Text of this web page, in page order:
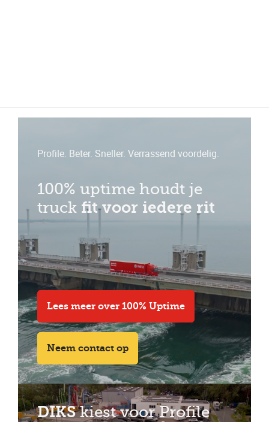
100% uptime houdt je
truck fit voor iedere rit
Profile. Beter. Sneller. Verrassend voordelig.
Lees meer over 100% Uptime
Neem contact op
DIKSkiest voor Profile